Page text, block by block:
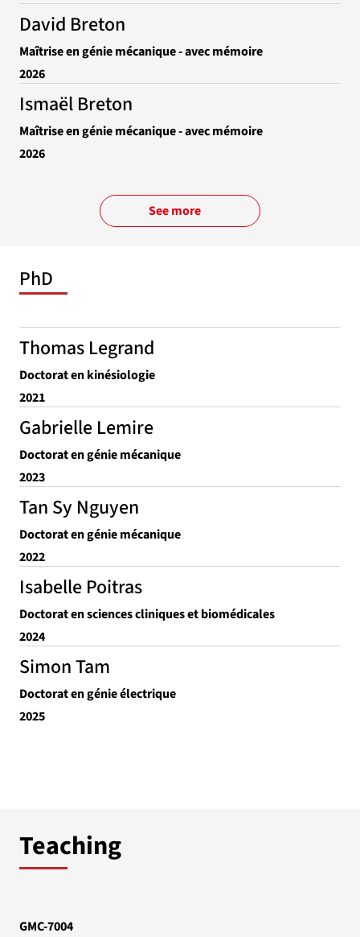
David Breton
Maîtrise en génie mécanique - avec mémoire
2026
Ismaël Breton
Maîtrise en génie mécanique - avec mémoire
2026
See more
PhD
Thomas Legrand
Doctorat en kinésiologie
2021
Gabrielle Lemire
Doctorat en génie mécanique
2023
Tan Sy Nguyen
Doctorat en génie mécanique
2022
Isabelle Poitras
Doctorat en sciences cliniques et biomédicales
2024
Simon Tam
Doctorat en génie électrique
2025
Teaching
GMC-7004